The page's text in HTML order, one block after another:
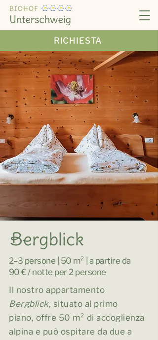
RICHIESTA
Bergblick
2–3 persone | 50 m² | a partire da
90 € / notte per 2 persone
Il nostro appartamento
Bergblick, situato al primo
piano, offre 50 m² di accoglienza
alpina e può ospitare da due a